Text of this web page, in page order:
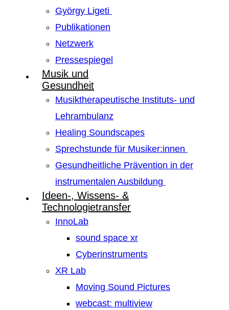
György Ligeti
Publikationen
Netzwerk
Pressespiegel
Musik und
Gesundheit
Musiktherapeutische Instituts- und
Lehrambulanz
Healing Soundscapes
Sprechstunde für Musiker:innen
Gesundheitliche Prävention in der
instrumentalen Ausbildung
Ideen-, Wissens- &
Technologietransfer
InnoLab
sound space xr
Cyberinstruments
XR Lab
Moving Sound Pictures
webcast: multiview